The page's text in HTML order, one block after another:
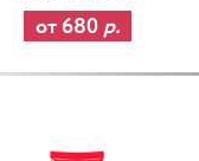
от 680 р.